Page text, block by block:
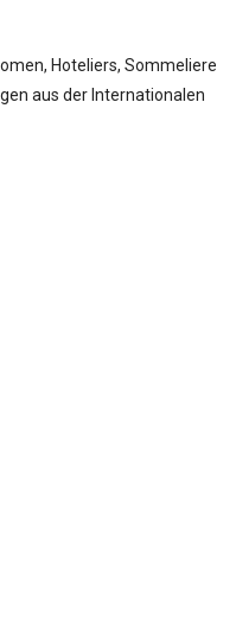
Hoteliers, Sommeliere
aus der Internationalen